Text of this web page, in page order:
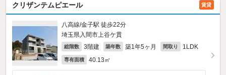
クリザンテムピエール 賃貸
八高線/金子駅 徒歩22分
埼玉県入間市上谷ケ貫
総階数 3階建 築年数 築1年5ヶ月 間取り 1LDK
専有面積 40.13㎡